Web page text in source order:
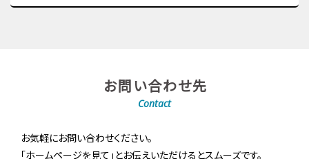
お問い合わせ先
Contact
お気軽にお問い合わせください。
「ホームページを見て」とお伝えいただけるとスムーズです。